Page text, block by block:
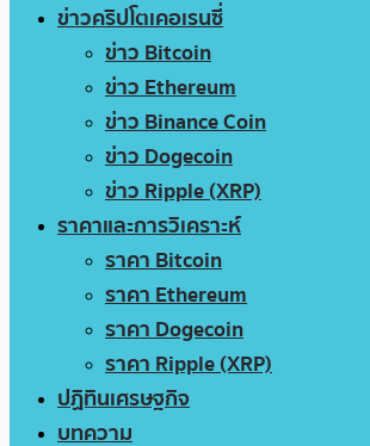
ข่าวคริปโตเคอเรนซี่
ข่าว Bitcoin
ข่าว Ethereum
ข่าว Binance Coin
ข่าว Dogecoin
ข่าว Ripple (XRP)
ราคาและการวิเคราะห์
ราคา Bitcoin
ราคา Ethereum
ราคา Dogecoin
ราคา Ripple (XRP)
ปฏิทินเศรษฐกิจ
บทความ